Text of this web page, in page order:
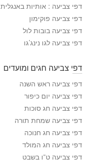
י
ע
ה
דפי צביעה : אותיות באנגלית
דפי צביעה פוקימון
דפי צביעה בובות לול
דפי צביעה לגו נינג’גו
דפי צביעה חגים ומועדים
דפי צביעה ראש השנה
דפי צביעה יום כיפור
דפי צביעה חג סוכות
דפי צביעה שמחת תורה
דפי צביעה חג חנוכה
דפי צביעה חג המולד
דפי צביעה ט”ו בשבט